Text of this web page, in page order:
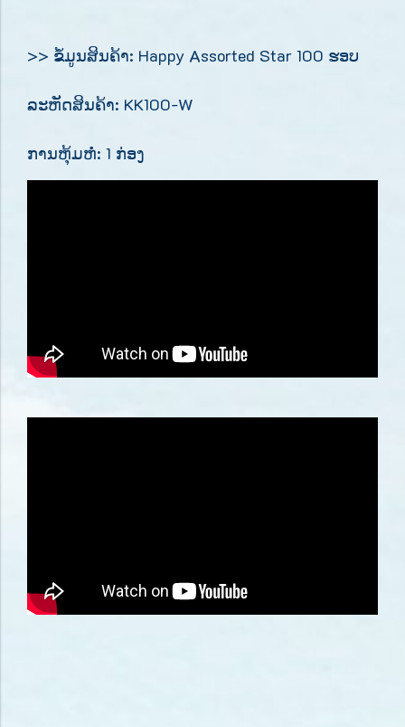
>> ຂໍ້ມູນສິນຄ້າ: Happy Assorted Star 100 ຮອບ
ລະຫັດສິນຄ້າ: KK100-W
ການຫຸ້ມຫໍ່: 1 ກ່ອງ